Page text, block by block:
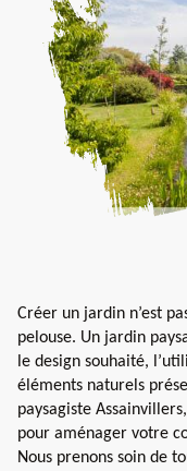
Créer un jardin n’est
pelouse. Un jardin
le design souhaité,
éléments naturels
paysagiste
pour aménager votre
Nous prenons soin de